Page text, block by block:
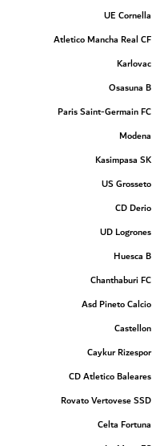
UE Cornella
Atletico Mancha Real CF
Karlovac
Osasuna B
Paris Saint-Germain FC
Modena
Kasimpasa SK
US Grosseto
CD Derio
UD Logrones
Huesca B
Chanthaburi FC
Asd Pineto Calcio
Castellon
Caykur Rizespor
CD Atletico Baleares
Rovato Vertovese SSD
Celta Fortuna